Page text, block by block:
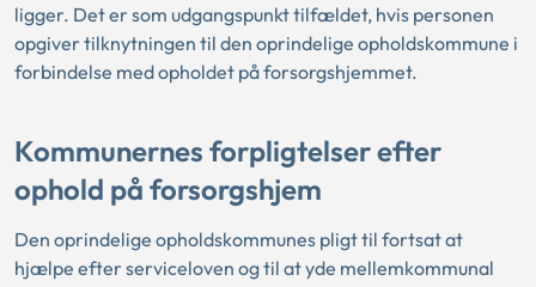
ligger. Det er som udgangspunkt tilfældet, hvis personen
opgiver tilknytningen til den oprindelige opholdskommune i
forbindelse med opholdet på forsorgshjemmet.
Kommunernes forpligtelser efter
ophold på forsorgshjem
Den oprindelige opholdskommunes pligt til fortsat at
hjælpe efter serviceloven og til at yde mellemkommunal